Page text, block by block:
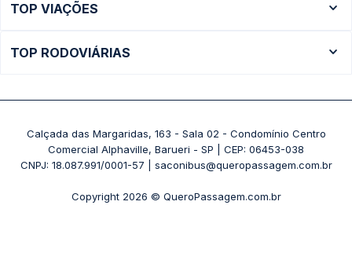
Ônibus São Paulo
TOP VIAÇÕES
Passagens Pássaro Marron
+ Viações
TOP RODOVIÁRIAS
Rodoviária Belo Horizonte - Gov. Israel Pinheiro (Tergip)
Rodoviária Curitiba
+ Rodoviárias
Calçada das Margaridas, 163 - Sala 02 - Condomínio Centro
Comercial Alphaville, Barueri - SP | CEP: 06453-038
CNPJ: 18.087.991/0001-57 | saconibus@queropassagem.com.br
Copyright 2026 © QueroPassagem.com.br